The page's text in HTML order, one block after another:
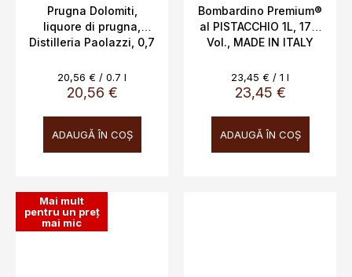
Prugna Dolomiti,
liquore di prugna,
Distilleria Paolazzi, 0,7
20,56 €
Evaluare
preţ:
20,56 € / 0.7 l
ADAUGĂ ÎN COŞ
Bombardino Premium®
al PISTACCHIO 1L, 17%
Vol., MADE IN ITALY
23,45 €
Evaluare
preţ:
23,45 € / 1 l
ADAUGĂ ÎN COŞ
Mai mult
pentru un preț
mai mic